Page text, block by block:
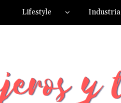
Lifestyle Industria